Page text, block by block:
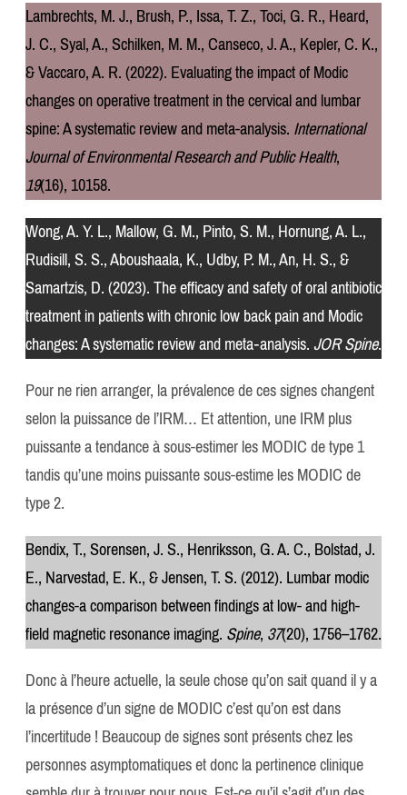
Lambrechts, M. J., Brush, P., Issa, T. Z., Toci, G. R., Heard,
J. C., Syal, A., Schilken, M. M., Canseco, J. A., Kepler, C. K.,
& Vaccaro, A. R. (2022). Evaluating the impact of Modic
changes on operative treatment in the cervical and lumbar
spine: A systematic review and meta-analysis.International
Journal of Environmental Research and Public Health,
19(16), 10158.
Wong, A. Y. L., Mallow, G. M., Pinto, S. M., Hornung, A. L.,
Rudisill, S. S., Aboushaala, K., Udby, P. M., An, H. S., &
Samartzis, D. (2023). The efficacy and safety of oral antibiotic
treatment in patients with chronic low back pain and Modic
changes: A systematic review and meta‐analysis.JOR Spine.
Pour ne rien arranger, la prévalence de ces signes changent
selon la puissance de l’IRM… Et attention, une IRM plus
puissante a tendance à sous-estimer les MODIC de type 1
tandis qu’une moins puissante sous-estime les MODIC de
type 2.
Bendix, T., Sorensen, J. S., Henriksson, G. A. C., Bolstad, J.
E., Narvestad, E. K., & Jensen, T. S. (2012). Lumbar modic
changes-a comparison between findings at low- and high-
field magnetic resonance imaging.Spine,37(20), 1756–1762.
Donc à l’heure actuelle, la seule chose qu’on sait quand il y a
la présence d’un signe de MODIC c’est qu’on est dans
l’incertitude ! Beaucoup de signes sont présents chez les
personnes asymptomatiques et donc la pertinence clinique